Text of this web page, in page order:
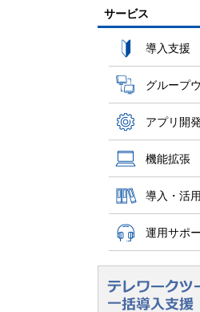
サービス
導入支援
グループ
アプリ開発
機能拡張
導入・活
運用サポ